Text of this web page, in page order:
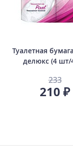
Туалетная
делюкс (4 шт/
233
210 ₽